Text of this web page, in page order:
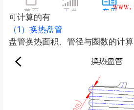
可计算的有
（1）换热盘管
盘管换热面积、管径与圈数的计算